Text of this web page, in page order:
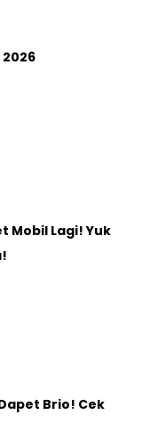
Mobil Lagi! Yuk
Brio! Cek